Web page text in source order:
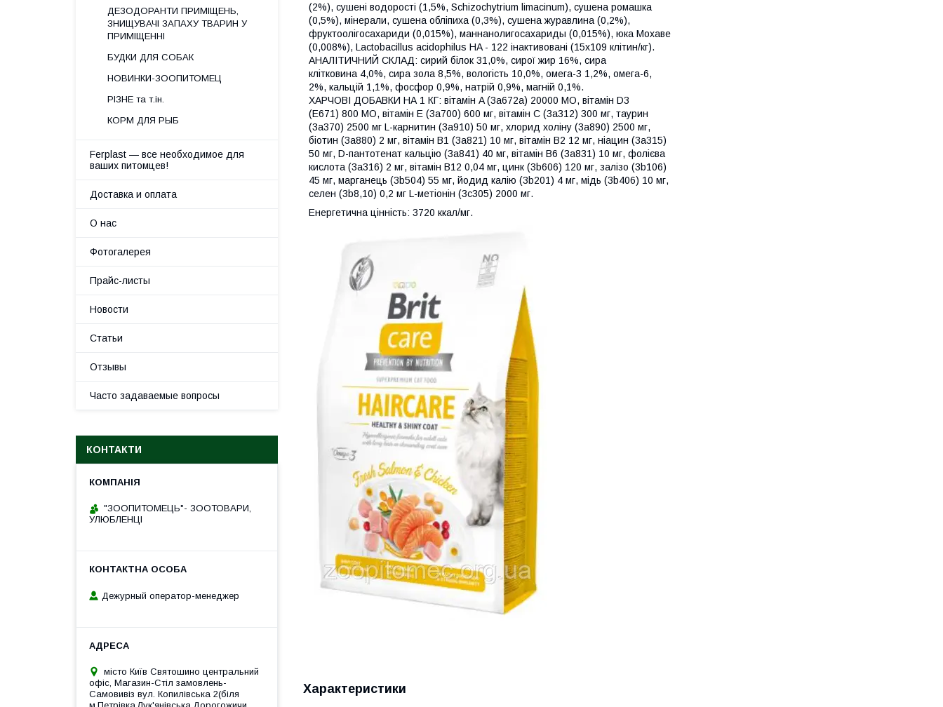
(2%), сушені водорості (1,5%, Schizochytrium limacinum), сушена ромашка
(0,5%), мінерали, сушена обліпиха (0,3%), сушена журавлина (0,2%),
фруктоолігосахариди (0,015%), маннанолигосахариды (0,015%), юка Мохаве
(0,008%), Lactobacillus acidophilus HA - 122 інактивовані (15x109 клітин/кг).
АНАЛІТИЧНИЙ СКЛАД: сирий білок 31,0%, сирої жир 16%, сира
клітковина 4,0%, сира зола 8,5%, вологість 10,0%, омега-3 1,2%, омега-6,
2%, кальцій 1,1%, фосфор 0,9%, натрій 0,9%, магній 0,1%.
ХАРЧОВІ ДОБАВКИ НА 1 КГ: вітамін A (3a672a) 20000 МО, вітамін D3
(E671) 800 МО, вітамін E (3a700) 600 мг, вітамін C (3a312) 300 мг, таурин
(3a370) 2500 мг L-карнитин (3a910) 50 мг, хлорид холіну (3a890) 2500 мг,
біотин (3a880) 2 мг, вітамін B1 (3a821) 10 мг, вітамін B2 12 мг, ніацин (3a315)
50 мг, D-пантотенат кальцію (3a841) 40 мг, вітамін B6 (3a831) 10 мг, фолієва
кислота (3a316) 2 мг, вітамін B12 0,04 мг, цинк (3b606) 120 мг, залізо (3b106)
45 мг, марганець (3b504) 55 мг, йодид калію (3b201) 4 мг, мідь (3b406) 10 мг,
селен (3b8,10) 0,2 мг L-метіонін (3c305) 2000 мг.
Енергетична цінність: 3720 ккал/мг.
Характеристики
ДЕЗОДОРАНТИ ПРИМІЩЕНЬ,
ЗНИЩУВАЧІ ЗАПАХУ ТВАРИН У
ПРИМІЩЕННІ
БУДКИ ДЛЯ СОБАК
НОВИНКИ-ЗООПИТОМЕЦ
РІЗНЕ та т.ін.
КОРМ ДЛЯ РЫБ
Ferplast — все необходимое для
ваших питомцев!
Доставка и оплата
О нас
Фотогалерея
Прайс-листы
Новости
Статьи
Отзывы
Часто задаваемые вопросы
КОНТАКТИ
"ЗООПИТОМЕЦЬ"- ЗООТОВАРИ,
УЛЮБЛЕНЦІ
Дежурный оператор-менеджер
місто Київ Святошино центральний
офіс, Магазин-Стіл замовлень-
Самовивіз вул. Копилівська 2(біля